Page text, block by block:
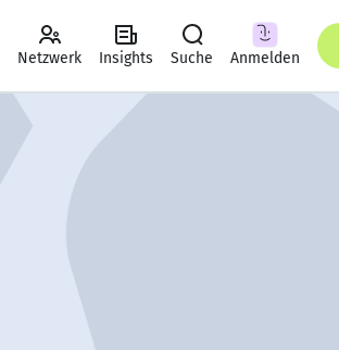
Netzwerk Insights Suche Anmelden